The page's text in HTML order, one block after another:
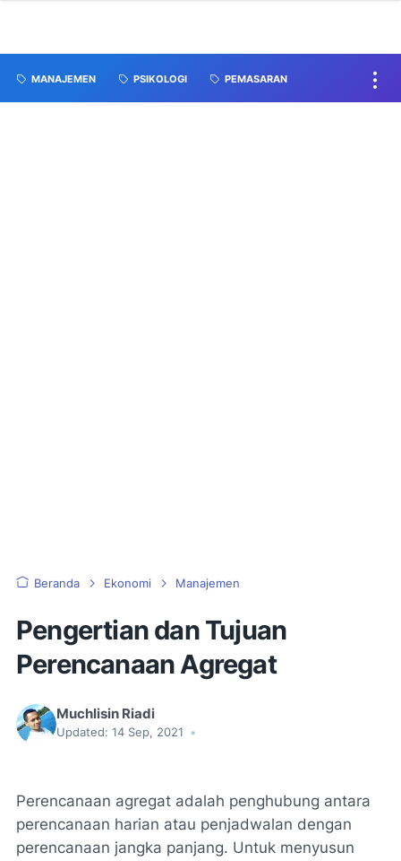
MANAJEMEN PSIKOLOGI PEMASARAN
Beranda Ekonomi Manajemen
Pengertian dan Tujuan
Perencanaan Agregat
Muchlisin Riadi
Updated: 14 Sep, 2021 •
Perencanaan agregat adalah penghubung antara
perencanaan harian atau penjadwalan dengan
perencanaan jangka panjang. Untuk menyusun